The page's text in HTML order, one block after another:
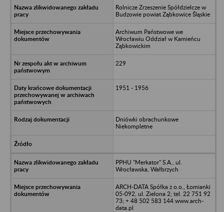
Rolnicze Zrzeszenie Spółdzielcze w
Budzowie powiat Ząbkowice Śląskie
Archiwum Państwowe we
Wrocławiu Oddział w Kamieńcu
Ząbkowickim
229
1951 - 1956
Dniówki obrachunkowe
Niekompletne
PPHU "Merkator" S.A., ul.
Wrocławska, Wałbrzych
ARCH-DATA Spółka z o.o., Łomianki
05-092, ul. Zielona 2; tel. 22 751 92
73; + 48 502 583 144 www.arch-
data.pl